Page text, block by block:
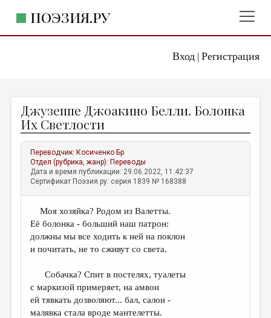
Вход| Регистрация
ПОЭЗИЯ.РУ
ЖАНРЫ
АВТОРЫ
КОММЕНТАРИИ
ЛИТСАЛОН
ПРАВИЛА САЙТА
ОТДЕЛЫ И РУБРИКИ
ДАЙДЖЕСТ
ПРОИЗВЕДЕНИЯ
Джузеппе Джоакино Белли. Болонка
Их Светлости
Переводчик: Косиченко Бр
Отдел (рубрика, жанр): Переводы
Дата и время публикации: 29.06.2022, 11:42:37
Сертификат Поэзия.ру: серия 1839 № 168388
Моя хозяйка? Родом из Валетты.
Её болонка - больший наш патрон:
должны мы все ходить к ней на поклон
и почитать, не то сживут со света.
Собачка? Спит в постелях, туалеты
с маркизой примеряет, на амвон
ей тявкать дозволяют... бал, салон -
малявка стала вроде мантелетты.